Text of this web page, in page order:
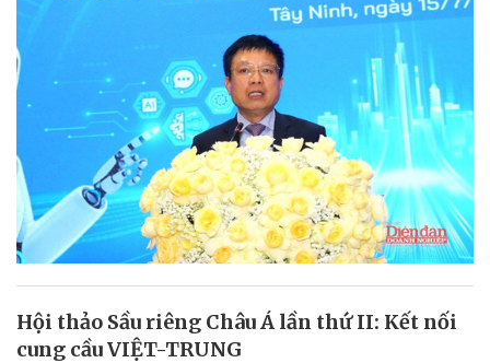
Hội thảo Sầu riêng Châu Á lần thứ II: Kết nối
cung cầu VIỆT-TRUNG